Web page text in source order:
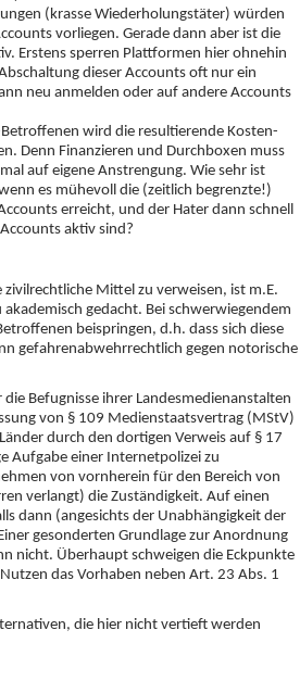
(krasse Wiederholungstäter) würden
vorliegen. Gerade dann aber ist die
Erstens sperren Plattformen hier ohnehin
dieser Accounts oft nur ein
neu anmelden oder auf andere Accounts
wird die resultierende Kosten-
Denn Finanzieren und Durchboxen muss
auf eigene Anstrengung. Wie sehr ist
es mühevoll die (zeitlich begrenzte!)
erreicht, und der Hater dann schnell
aktiv sind?
Mittel zu verweisen, ist m.E.
gedacht. Bei schwerwiegendem
beispringen, d.h. dass sich diese
gefahrenabwehrrechtlich gegen notorische
Befugnisse ihrer Landesmedienanstalten
von § 109 Medienstaatsvertrag (MStV)
durch den dortigen Verweis auf § 17
Aufgabe einer Internetpolizei zu
von vornherein für den Bereich von
verlangt) die Zuständigkeit. Auf einen
dann (angesichts der Unabhängigkeit der
gesonderten Grundlage zur Anordnung
nicht. Überhaupt schweigen die Eckpunkte
das Vorhaben neben Art. 23 Abs. 1
die hier nicht vertieft werden